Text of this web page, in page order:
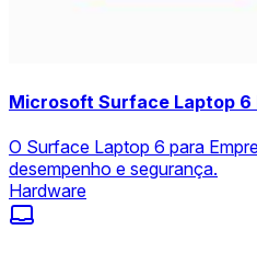
Microsoft Surface Laptop 6
O Surface Laptop 6 para
desempenho e segurança.
Hardware